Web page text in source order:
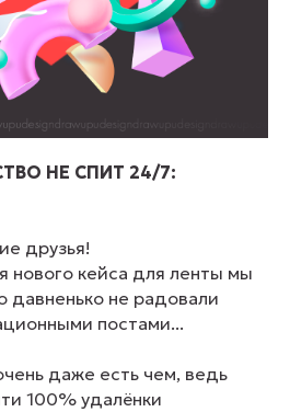
НЕ СПИТ 24/7:
друзья!
нового кейса для ленты мы
давненько не радовали
постами...
даже есть чем, ведь
100% удалёнки